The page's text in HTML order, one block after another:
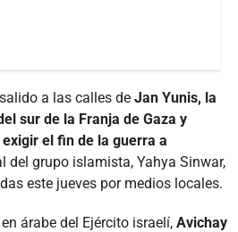
a las calles de Jan Yunis, la
sur de la Franja de Gaza y
el fin de la guerra a
del grupo islamista, Yahya Sinwar,
este jueves por medios locales.
árabe del Ejército israelí, Avichay